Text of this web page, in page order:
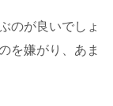
のが良いでしょ
を嫌がり、あま